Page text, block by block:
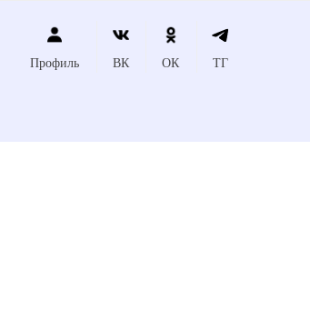
Профиль ВК ОК ТГ